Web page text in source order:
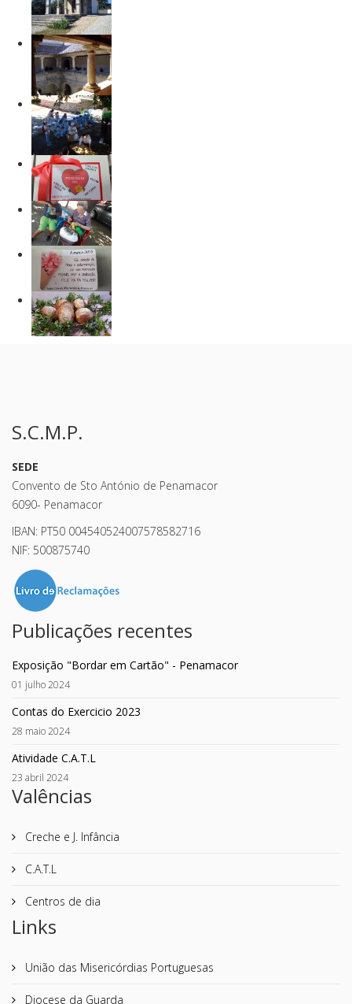
S.C.M.P.
SEDE
Convento de Sto António de Penamacor
6090- Penamacor
IBAN: PT50 004540524007578582716
NIF: 500875740
Publicações recentes
Exposição "Bordar em Cartão" - Penamacor
01 julho 2024
Contas do Exercicio 2023
28 maio 2024
Atividade C.A.T.L
23 abril 2024
Valências
Creche e J. Infância
C.A.T.L
Centros de dia
Links
União das Misericórdias Portuguesas
Diocese da Guarda